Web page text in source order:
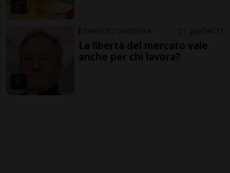
LORENZO ONDERKA 1 gior 4 11
La libertà del mercato vale
anche per chi lavora?